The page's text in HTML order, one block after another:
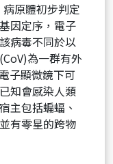
原體初步判定
因定序，電子
病毒不同於以
為一群有外
子顯微鏡下可
知會感染人類
主包括蝙蝠、
有零星的跨物